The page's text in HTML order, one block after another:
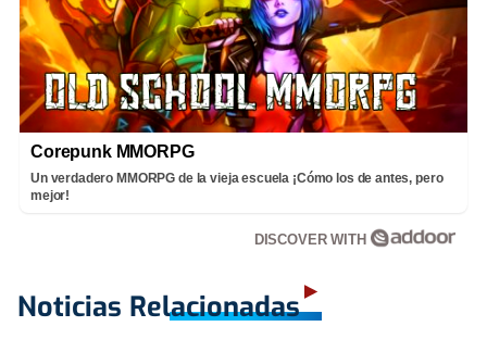
Corepunk MMORPG
Un verdadero MMORPG de la vieja escuela ¡Cómo los de antes, pero
mejor!
DISCOVER WITH
Noticias Relacionadas